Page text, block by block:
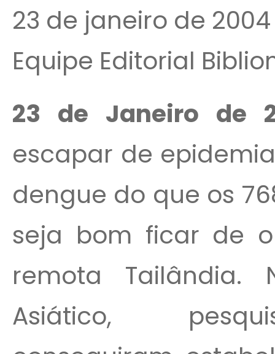
23 de janeiro de 2004
Equipe Editorial
23 de Janeiro de
escapar de
dengue do que os
seja bom ficar de
remota Tailândia.
Asiático,